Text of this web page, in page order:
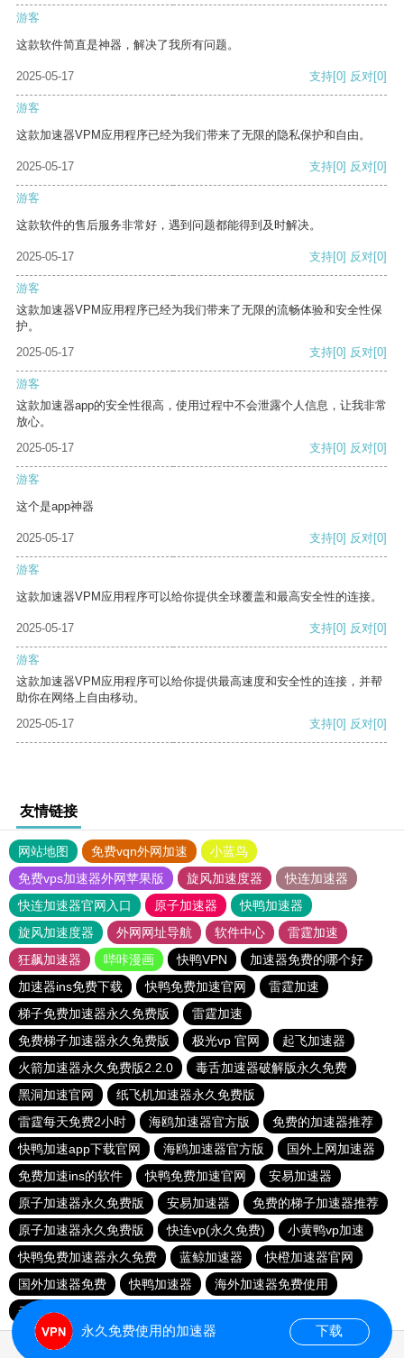
游客
这款软件简直是神器，解决了我所有问题。
2025-05-17 支持[0] 反对[0]
游客
这款加速器VPM应用程序已经为我们带来了无限的隐私保护和自由。
2025-05-17 支持[0] 反对[0]
游客
这款软件的售后服务非常好，遇到问题都能得到及时解决。
2025-05-17 支持[0] 反对[0]
游客
这款加速器VPM应用程序已经为我们带来了无限的流畅体验和安全性保
护。
2025-05-17
支持[0] 反对[0]
游客
这款加速器app的安全性很高，使用过程中不会泄露个人信息，让我非常
放心。
2025-05-17
支持[0] 反对[0]
游客
这个是app神器
2025-05-17 支持[0] 反对[0]
游客
这款加速器VPM应用程序可以给你提供全球覆盖和最高安全性的连接。
2025-05-17 支持[0] 反对[0]
游客
这款加速器VPM应用程序可以给你提供最高速度和安全性的连接，并帮
助你在网络上自由移动。
2025-05-17
支持[0] 反对[0]
友情链接
网站地图 免费vqn外网加速
小蓝鸟
免费vps加速器外网苹果版
旋风加速度器
快连加速器
快连加速器官网入口
原子加速器
快鸭加速器
旋风加速度器
外网网址导航 软件中心
雷霆加速
狂飙加速器
哔咔漫画 快鸭VPN
加速器免费的哪个好
加速器ins免费下载
快鸭免费加速官网
雷霆加速
梯子免费加速器永久免费版
雷霆加速
免费梯子加速器永久免费版
极光vp 官网
起飞加速器
火箭加速器永久免费版2.2.0
毒舌加速器破解版永久免费
黑洞加速官网
纸飞机加速器永久免费版
雷霆每天免费2小时
海鸥加速器官方版
免费的加速器推荐
快鸭加速app下载官网
海鸥加速器官方版
国外上网加速器
免费加速ins的软件
快鸭免费加速官网
安易加速器
原子加速器永久免费版
安易加速器
免费的梯子加速器推荐
原子加速器永久免费版
快连vp(永久免费)
小黄鸭vp加速
快鸭免费加速器永久免费
蓝鲸加速器
快橙加速器官网
国外加速器免费
快鸭加速器
海外加速器免费使用
云梯加速器下载
永久免费使用的加速器 下载